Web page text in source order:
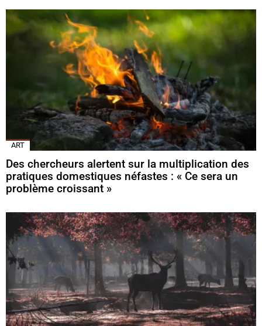
ART
Des chercheurs alertent sur la multiplication des
pratiques domestiques néfastes : « Ce sera un
problème croissant »